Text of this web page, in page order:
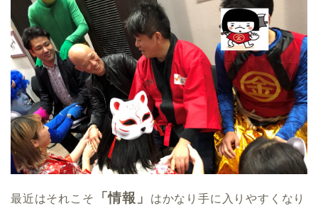
最近はそれこそ 「情報」
はかなり手に入りやすくなり